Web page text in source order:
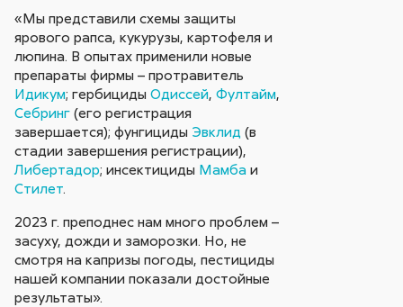
«Мы представили схемы защиты
ярового рапса, кукурузы, картофеля и
люпина. В опытах применили новые
препараты фирмы – протравитель
Идикум; гербицидыОдиссей,Фултайм,
Себринг (его регистрация
завершается); фунгициды Эвклид (в
стадии завершения регистрации),
Либертадор; инсектициды Мамба и
Стилет.
2023 г. преподнес нам много проблем –
засуху, дожди и заморозки. Но, не
смотря на капризы погоды, пестициды
нашей компании показали достойные
результаты».